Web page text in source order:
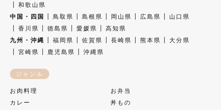
和歌山県
中国・四国
鳥取県 島根県 岡山県 広島県
山口県
香川県
徳島県 愛媛県
高知県
九州・沖縄
福岡県 佐賀県 長崎県 熊本県
大分県
宮崎県
鹿児島県 沖縄県
ジャンル
お肉料理
お弁当
カレー
丼もの